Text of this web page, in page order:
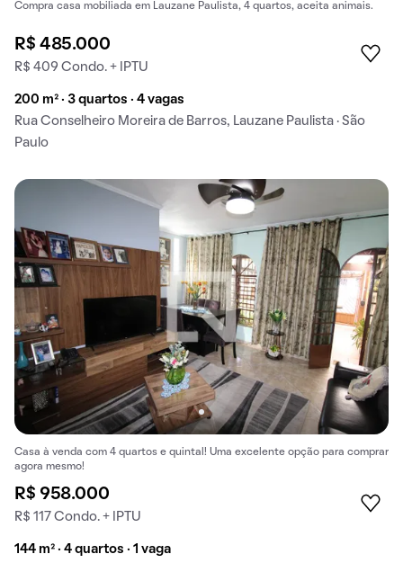
Compra casa mobiliada em Lauzane Paulista, 4 quartos, aceita animais.
R$ 485.000
R$ 409 Condo. + IPTU
200 m² · 3 quartos · 4 vagas
Rua Conselheiro Moreira de Barros, Lauzane Paulista · São
Paulo
Casa à venda com 4 quartos e quintal! Uma excelente opção para comprar
agora mesmo!
R$ 958.000
R$ 117 Condo. + IPTU
144 m² · 4 quartos · 1 vaga